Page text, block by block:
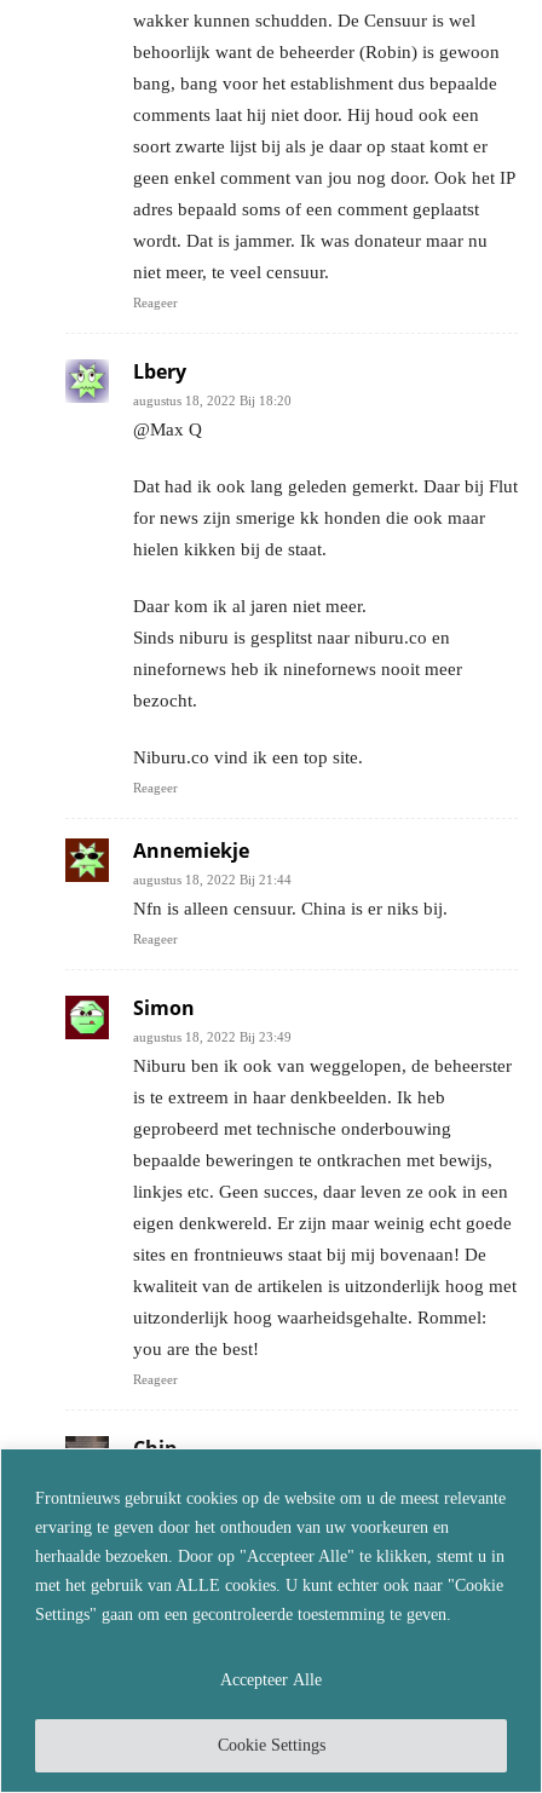
Frontnieuws gebruikt cookies op de website om u de meest relevante
ervaring te geven door het onthouden van uw voorkeuren en
herhaalde bezoeken. Door op "Accepteer Alle" te klikken, stemt u in
met het gebruik van ALLE cookies. U kunt echter ook naar "Cookie
Settings" gaan om een gecontroleerde toestemming te geven.
Cookie Settings
Accepteer Alle
wakker kunnen schudden. De Censuur is wel
behoorlijk want de beheerder (Robin) is gewoon
bang, bang voor het establishment dus bepaalde
comments laat hij niet door. Hij houd ook een
soort zwarte lijst bij als je daar op staat komt er
geen enkel comment van jou nog door. Ook het IP
adres bepaald soms of een comment geplaatst
wordt. Dat is jammer. Ik was donateur maar nu
niet meer, te veel censuur.
Reageer
Lbery
augustus 18, 2022 Bij 18:20
@Max Q
Dat had ik ook lang geleden gemerkt. Daar bij Flut
for news zijn smerige kk honden die ook maar
hielen kikken bij de staat.
Daar kom ik al jaren niet meer.
Sinds niburu is gesplitst naar niburu.co en
ninefornews heb ik ninefornews nooit meer
bezocht.
Niburu.co vind ik een top site.
Reageer
Annemiekje
augustus 18, 2022 Bij 21:44
Nfn is alleen censuur. China is er niks bij.
Reageer
Simon
augustus 18, 2022 Bij 23:49
Niburu ben ik ook van weggelopen, de beheerster
is te extreem in haar denkbeelden. Ik heb
geprobeerd met technische onderbouwing
bepaalde beweringen te ontkrachen met bewijs,
linkjes etc. Geen succes, daar leven ze ook in een
eigen denkwereld. Er zijn maar weinig echt goede
sites en frontnieuws staat bij mij bovenaan! De
kwaliteit van de artikelen is uitzonderlijk hoog met
uitzonderlijk hoog waarheidsgehalte. Rommel:
you are the best!
Reageer
Chip
Wanneer u de vinger werkelijk op de zere plek
weet te leggen, zal NFN uw post niet publiceren.
Daarom ga ik ervan uit dat NFN gecontroleere
@Max Q, het zoveelste bewijs dat ninefornews
controlled opposition is en daarom hondstrouw